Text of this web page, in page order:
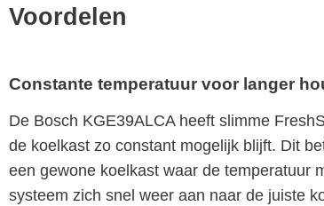
Voordelen
Constante temperatuur voor langer
De Bosch KGE39ALCA heeft slimme
de koelkast zo constant mogelijk blijft. Dit
een gewone koelkast waar de temperatuur
systeem zich snel weer aan naar de juiste